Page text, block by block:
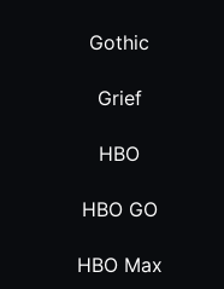
Gothic
Grief
HBO
HBO GO
HBO Max